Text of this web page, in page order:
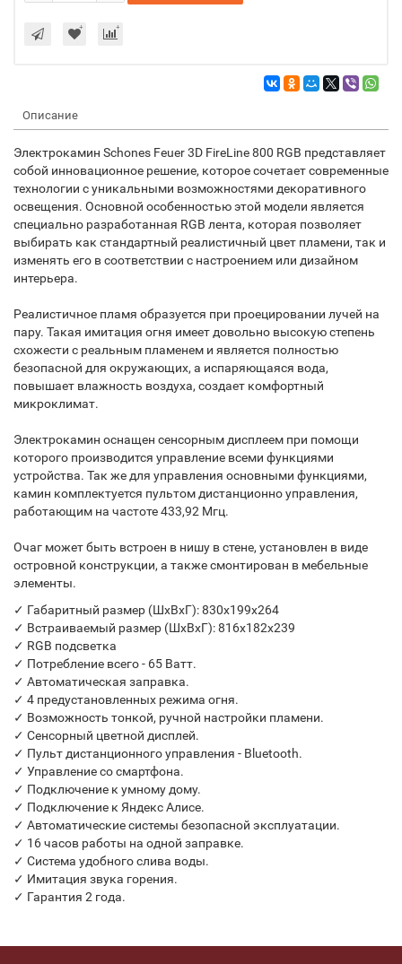
Описание
Электрокамин Schones Feuer 3D FireLine 800 RGB представляет
собой инновационное решение, которое сочетает современные
технологии с уникальными возможностями декоративного
освещения. Основной особенностью этой модели является
специально разработанная RGB лента, которая позволяет
выбирать как стандартный реалистичный цвет пламени, так и
изменять его в соответствии с настроением или дизайном
интерьера.
Реалистичное пламя образуется при проецировании лучей на
пару. Такая имитация огня имеет довольно высокую степень
схожести с реальным пламенем и является полностью
безопасной для окружающих, а испаряющаяся вода,
повышает влажность воздуха, создает комфортный
микроклимат.
Электрокамин оснащен сенсорным дисплеем при помощи
которого производится управление всеми функциями
устройства. Так же для управления основными функциями,
камин комплектуется пультом дистанционно управления,
работающим на частоте 433,92 Мгц.
Очаг может быть встроен в нишу в стене, установлен в виде
островной конструкции, а также смонтирован в мебельные
элементы.
✓ Габаритный размер (ШхВхГ): 830х199х264
✓ Встраиваемый размер (ШхВхГ): 816х182х239
✓ RGB подсветка
✓ Потребление всего - 65 Ватт.
✓ Автоматическая заправка.
✓ 4 предустановленных режима огня.
✓ Возможность тонкой, ручной настройки пламени.
✓ Сенсорный цветной дисплей.
✓ Пульт дистанционного управления - Bluetooth.
✓ Управление со смартфона.
✓ Подключение к умному дому.
✓ Подключение к Яндекс Алисе.
✓ Автоматические системы безопасной эксплуатации.
✓ 16 часов работы на одной заправке.
✓ Система удобного слива воды.
✓ Имитация звука горения.
✓ Гарантия 2 года.